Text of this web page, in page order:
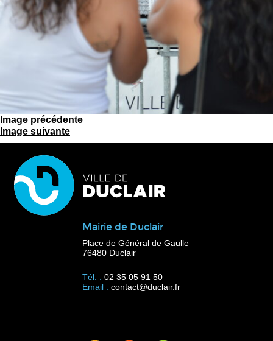
Image précédente
Image suivante
Mairie de Duclair
Place de Général de Gaulle
76480 Duclair
Tél. : 02 35 05 91 50
Email : contact@duclair.fr